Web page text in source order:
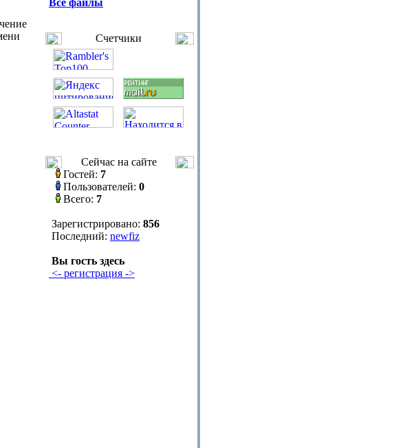
Все файлы
Счетчики
Сейчас на сайте
Гостей: 7
Пользователей: 0
Всего: 7
Зарегистрировано: 856
Последний: newfiz
Вы гость здесь
<- регистрация ->